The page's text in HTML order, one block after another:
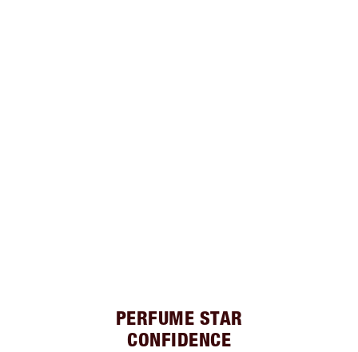
PERFUME STAR
CONFIDENCE